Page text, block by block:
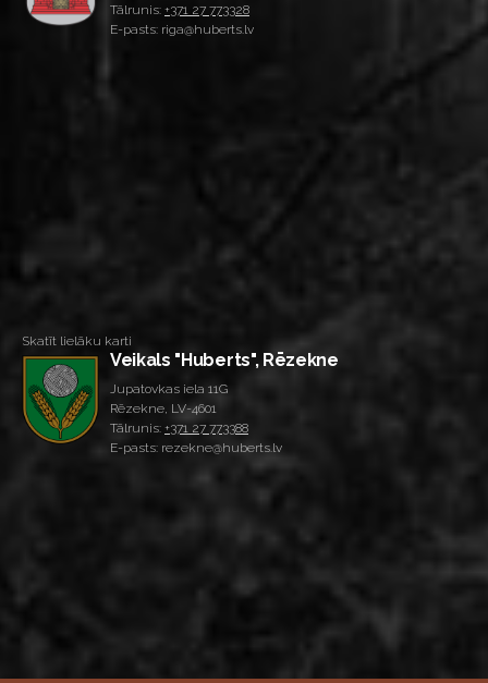
Tālrunis: +371 27 773328
E-pasts: riga@huberts.lv
Skatīt lielāku karti
Veikals "Huberts", Rēzekne
Jupatovkas iela 11G
Rēzekne, LV-4601
Tālrunis: +371 27 773388
E-pasts: rezekne@huberts.lv